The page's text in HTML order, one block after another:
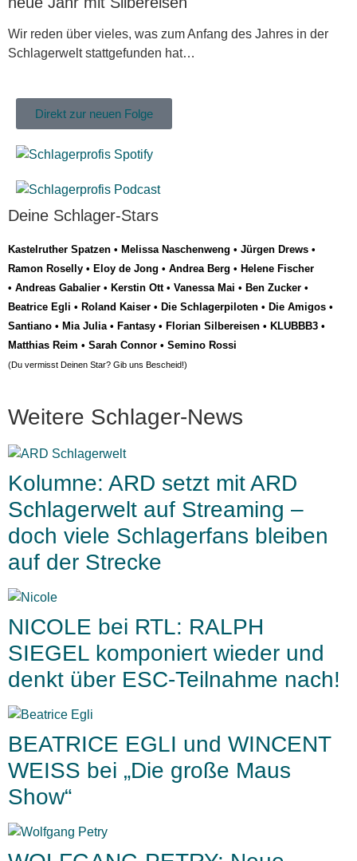
Wir reden über vieles, was zum Anfang des Jahres in der
Schlagerwelt stattgefunden hat…
Direkt zur neuen Folge
Deine Schlager-Stars
Kastelruther Spatzen • Melissa Naschenweng • Jürgen Drews •
Ramon Roselly • Eloy de Jong • Andrea Berg • Helene Fischer
• Andreas Gabalier • Kerstin Ott• Vanessa Mai • Ben Zucker •
Beatrice Egli • Roland Kaiser • Die Schlagerpiloten • Die Amigos •
Santiano • Mia Julia• Fantasy • Florian Silbereisen • KLUBBB3 •
Matthias Reim • Sarah Connor • Semino Rossi
(Du vermisst Deinen Star? Gib uns Bescheid!)
Weitere Schlager-News
Kolumne: ARD setzt mit ARD
Schlagerwelt auf Streaming –
doch viele Schlagerfans bleiben
auf der Strecke
NICOLE bei RTL: RALPH
SIEGEL komponiert wieder und
denkt über ESC-Teilnahme nach!
BEATRICE EGLI und WINCENT
WEISS bei „Die große Maus
Show“